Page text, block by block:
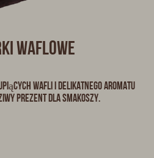
waflowe
wafli i delikatnego aromatu
prezent dla smakoszy.